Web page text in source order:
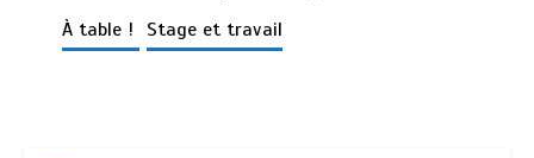
À table ! Stage et travail